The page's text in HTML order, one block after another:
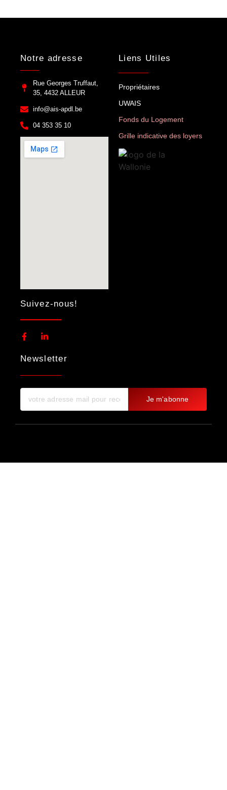
Notre adresse
Rue Georges Truffaut,
35, 4432 ALLEUR
info@ais-apdl.be
04 353 35 10
Liens Utiles
Propriétaires
UWAIS
Fonds du Logement
Grille indicative des loyers
Suivez-nous!
Newsletter
Je m'abonne